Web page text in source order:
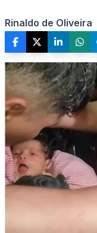
Rinaldo de Oliveira